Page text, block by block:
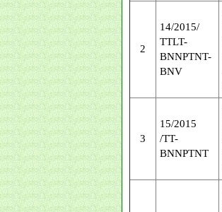
2
14/2015/
TTLT-
BNNPTNT-
BNV
3
15/2015
/TT-
BNNPTNT